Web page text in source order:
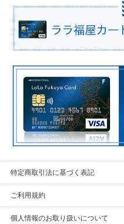
特定商取引法に基づく表記
ご利用規約
個人情報のお取り扱いについて